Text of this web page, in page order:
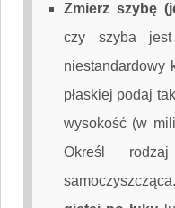
Zmierz szybę
czy szyba
niestandardowy
płaskiej podaj
wysokość (w
Określ